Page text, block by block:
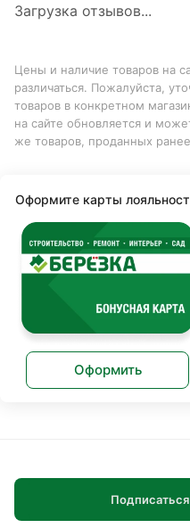
Загрузка отзывов...
Цены и наличие товаров на
различаться. Пожалуйста,
товаров в конкретном
на сайте обновляется и
же товаров, проданных
Оформите карты
Оформить